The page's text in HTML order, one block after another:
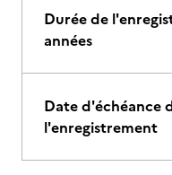
Durée de
années
Date d'échéance
l'enregistrement